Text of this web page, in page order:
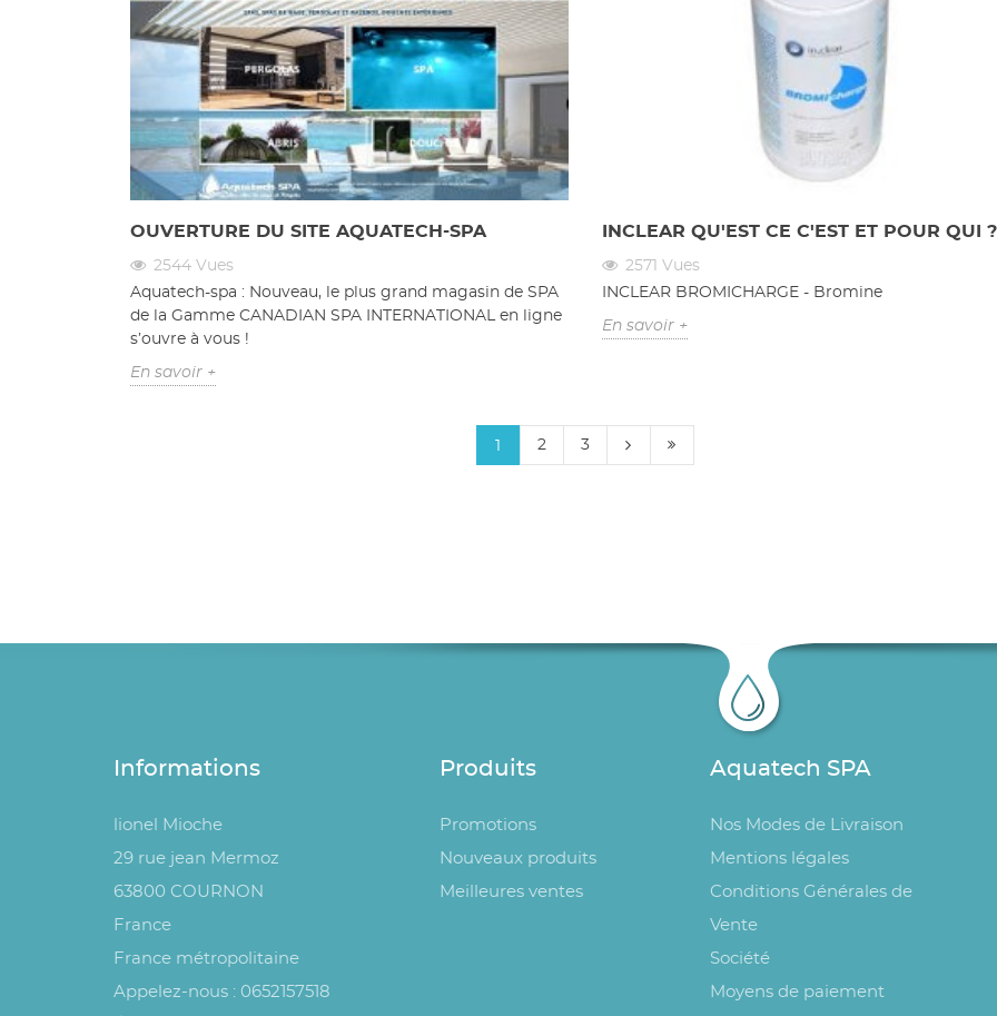
OUVERTURE DU SITE AQUATECH-SPA
2544 Vues
Aquatech-spa : Nouveau, le plus grand magasin de SPA
de la Gamme CANADIAN SPA INTERNATIONAL en ligne
s’ouvre à vous !
En savoir +
INCLEAR QU'EST CE C'EST ET POUR QUI ?
2571 Vues
INCLEAR BROMICHARGE - Bromine
En savoir +
2 3
Informations
lionel Mioche
29 rue jean Mermoz
63800 COURNON
France
France métropolitaine
Appelez-nous : 0652157518
Produits
Promotions
Nouveaux produits
Meilleures ventes
Aquatech SPA
Nos Modes de Livraison
Mentions légales
Conditions Générales de
Vente
Société
Moyens de paiement